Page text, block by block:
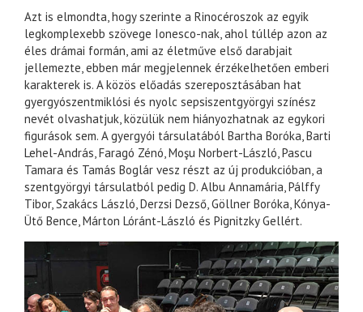
Azt is elmondta, hogy szerinte a Rinocéroszok az egyik
legkomplexebb szövege Ionesco-nak, ahol túllép azon az
éles drámai formán, ami az életműve első darabjait
jellemezte, ebben már megjelennek érzékelhetően emberi
karakterek is. A közös előadás szereposztásában hat
gyergyószentmiklósi és nyolc sepsiszentgyörgyi színész
nevét olvashatjuk, közülük nem hiányozhatnak az egykori
figurások sem. A gyergyói társulatából Bartha Boróka, Barti
Lehel-András, Faragó Zénó, Moşu Norbert-László, Pascu
Tamara és Tamás Boglár vesz részt az új produkcióban, a
szentgyörgyi társulatból pedig D. Albu Annamária, Pálffy
Tibor, Szakács László, Derzsi Dezső, Göllner Boróka, Kónya-
Ütő Bence, Márton Lóránt-László és Pignitzky Gellért.